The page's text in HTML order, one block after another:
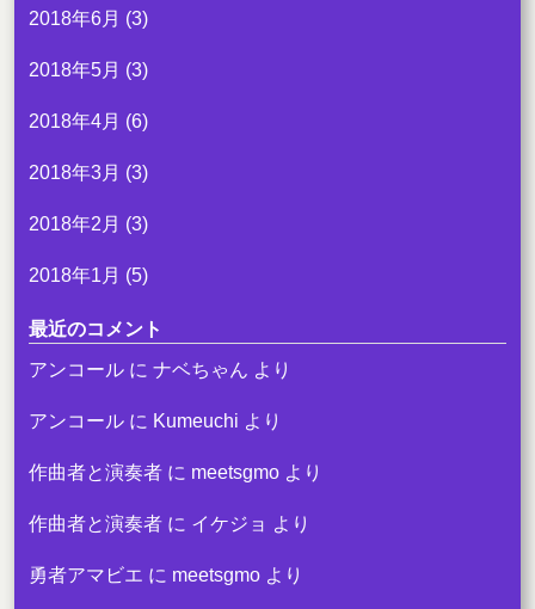
2018年6月 (3)
2018年5月 (3)
2018年4月 (6)
2018年3月 (3)
2018年2月 (3)
2018年1月 (5)
最近のコメント
アンコール に ナベちゃん より
アンコール に Kumeuchi より
作曲者と演奏者 に meetsgmo より
作曲者と演奏者 に イケジョ より
勇者アマビエ に meetsgmo より